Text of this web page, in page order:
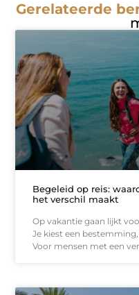
Gerelateerde
Begeleid op reis:
het verschil maakt
Op vakantie gaan lijkt
Je kiest een
Voor mensen met een